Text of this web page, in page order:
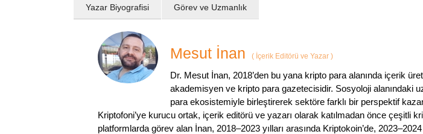
Yazar Biyografisi Görev ve Uzmanlık
Mesut İnan ( İçerik Editörü ve Yazar )
Dr. Mesut İnan, 2018’den bu yana kripto para alanında içerik
akademisyen ve kripto para gazetecisidir. Sosyoloji alanındaki
para ekosistemiyle birleştirerek sektöre farklı bir perspektif
Kriptofoni’ye kurucu ortak, içerik editörü ve yazarı olarak katılmadan önce çeşitli
platformlarda görev alan İnan, 2018–2023 yılları arasında Kriptokoin’de,